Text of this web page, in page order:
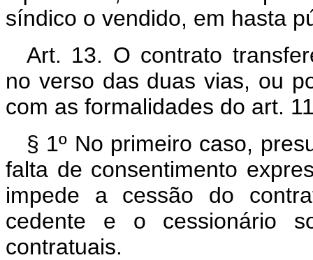
síndico o vendido, em hasta
Art. 13. O contrato
no verso das duas vias, ou
com as formalidades do art.
§ 1º No primeiro caso,
falta de consentimento
impede a cessão do
cedente e o cessionário
contratuais.